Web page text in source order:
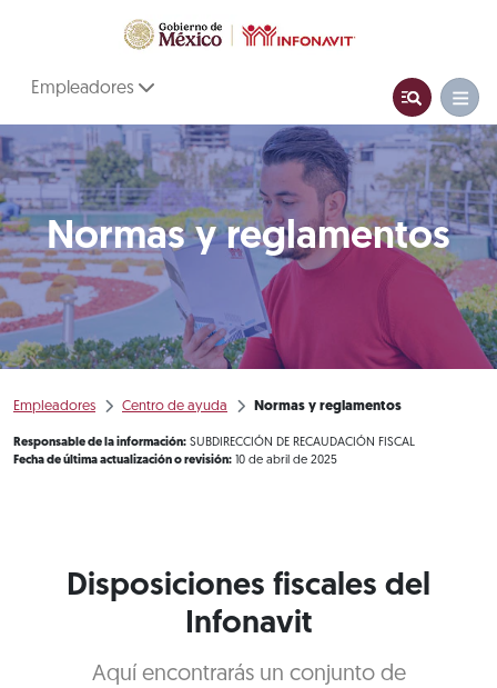
Empleadores
Normas y reglamentos
Empleadores Centro de ayuda Normas y reglamentos
Responsable de la información: SUBDIRECCIÓN DE RECAUDACIÓN FISCAL
Fecha de última actualización o revisión: 10 de abril de 2025
Disposiciones fiscales del
Infonavit
Aquí encontrarás un conjunto de